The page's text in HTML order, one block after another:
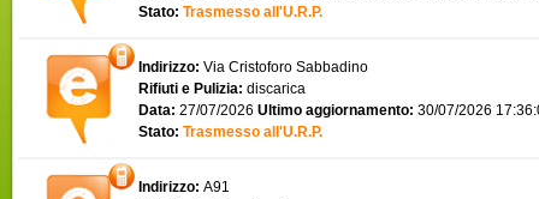
Stato: Trasmesso all'U.R.P.
Indirizzo: Via Cristoforo Sabbadino
Rifiuti e Pulizia: discarica
Data: 27/07/2026 Ultimo aggiornamento: 30/07/2026
Stato: Trasmesso all'U.R.P.
Indirizzo: A91